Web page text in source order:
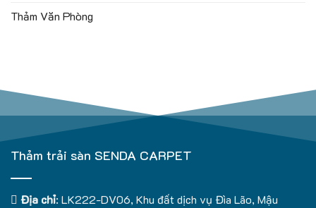
Thảm Văn Phòng
Thảm trải sàn SENDA CARPET
Địa chỉ: LK222-DV06, Khu đất dịch vụ Đìa Lão, Mậu